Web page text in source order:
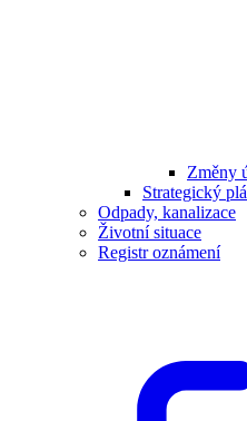
Změny
Strategický
Odpady, kanalizace
Životní situace
Registr oznámení